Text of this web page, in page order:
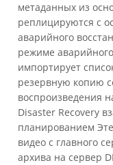
метаданных из
реплицируются с
аварийного
режиме
импортирует
резервную копию
воспроизведения
Disaster Recovery
планированием
видео с главного
архива на сервер